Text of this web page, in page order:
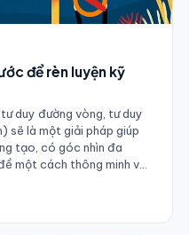
để rèn luyện kỹ
duy đường vòng, tư duy
sẽ là một giải pháp giúp
tạo, có góc nhìn đa
một cách thông minh và